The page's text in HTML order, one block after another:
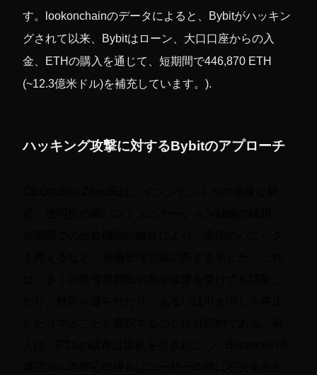
す。lookonchainのデータによると、Bybitがハッキン
グされて以来、Bybitはローン、大口口座からの入
金、ETHの購入を通じて、短期間で446,870 ETH
(~12.3億米ドル)を補充しています。).
ハッキング攻撃に対するBybitのアプローチ